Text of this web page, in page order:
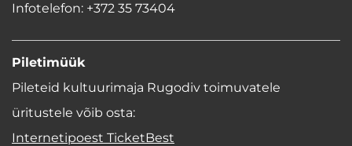
Infotelefon: +372 35 73404
Piletimüük
Pileteid kultuurimaja Rugodiv toimuvatele
üritustele võib osta:
Internetipoest TicketBest